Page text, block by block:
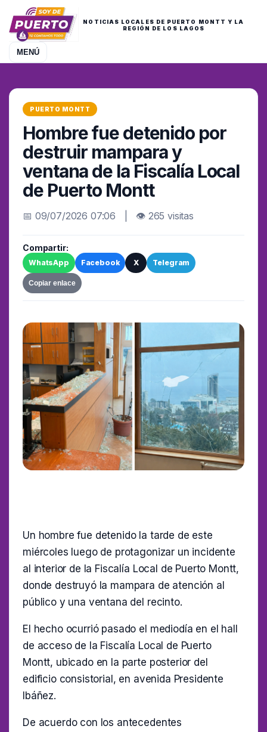
NOTICIAS LOCALES DE PUERTO MONTT Y LA
REGIÓN DE LOS LAGOS
MENÚ
PUERTO MONTT
Hombre fue detenido por
destruir mampara y
ventana de la Fiscalía Local
de Puerto Montt
📅 09/07/2026 07:06 | 👁 265 visitas
Compartir:
WhatsApp Facebook X Telegram
Copiar enlace
Un hombre fue detenido la tarde de este
miércoles luego de protagonizar un incidente
al interior de la Fiscalía Local de Puerto Montt,
donde destruyó la mampara de atención al
público y una ventana del recinto.
El hecho ocurrió pasado el mediodía en el hall
de acceso de la Fiscalía Local de Puerto
Montt, ubicado en la parte posterior del
edificio consistorial, en avenida Presidente
Ibáñez.
De acuerdo con los antecedentes